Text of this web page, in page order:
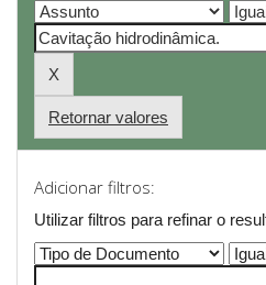
Retornar valores
Adicionar filtros:
Utilizar filtros para refinar o